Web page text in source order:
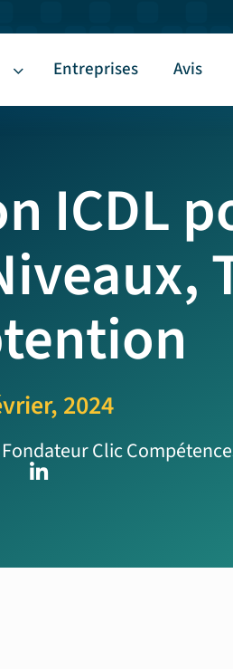
Entreprises Avis
ICDL
2024
Clic